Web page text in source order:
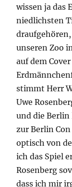
wissen ja das
niedlichsten
unseren Zoo
auf dem
stimmt Herr
Uwe
und die Berlin
zur Berlin
optisch von
ich das Spiel
Rosenberg
dass ich mir